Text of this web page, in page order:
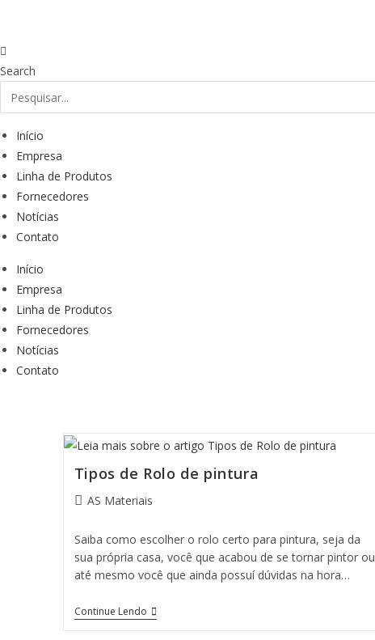
o
conteúdo
Search
Início
Empresa
Linha de Produtos
Fornecedores
Notícias
Contato
Início
Empresa
Linha de Produtos
Fornecedores
Notícias
Contato
Tipos de Rolo de pintura
Autor
post:
AS Materiais
Saiba como escolher o rolo certo para pintura, seja da
sua própria casa, você que acabou de se tornar pintor ou
até mesmo você que ainda possuí dúvidas na hora…
Continue LendoTipos
De